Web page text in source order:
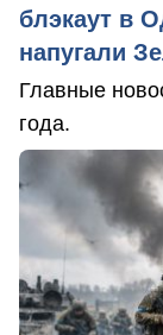
блэкаут в
напугали
Главные
года.